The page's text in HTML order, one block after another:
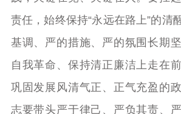
责任，始终保持“永远在路上”的清
基调、严的措施、严的氛围长期
自我革命、保持清正廉洁上走在
巩固发展风清气正、正气充盈的
志要带头严于律己、严负其责、